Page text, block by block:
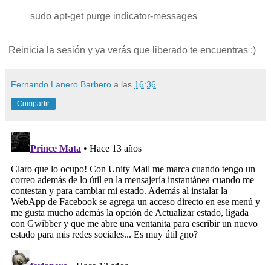
sudo apt-get purge indicator-messages
Reinicia la sesión y ya verás que liberado te encuentras :)
Fernando Lanero Barbero a las 16:36
Compartir